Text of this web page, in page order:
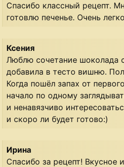
Спасибо классный рецепт.
готовлю печенье. Очень
Ксения
Люблю сочетание шоколада
добавила в тесто вишню.
Когда пошёл запах от
начало по одному
и ненавязчиво
и скоро ли будет готово:)
Ирина
Спасибо за рецепт! Вкусное